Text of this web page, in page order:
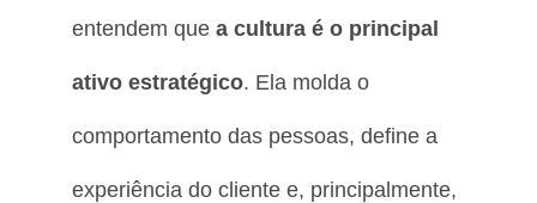
entendem que a cultura é o principal
ativo estratégico. Ela molda o
comportamento das pessoas, define a
experiência do cliente e, principalmente,